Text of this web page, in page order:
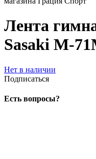
Лента
Sasaki M-
Нет в наличии
Подписаться
Есть вопросы?